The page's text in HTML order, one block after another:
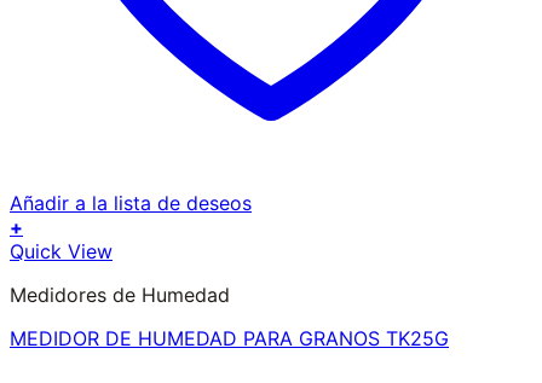
Añadir a la lista de deseos
+
Quick View
Medidores de Humedad
MEDIDOR DE HUMEDAD PARA GRANOS TK25G